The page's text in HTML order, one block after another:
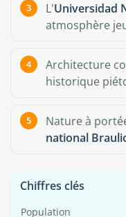
L'Universidad
atmosphère
Architecture
historique
Nature à
national
Chiffres clés
Population